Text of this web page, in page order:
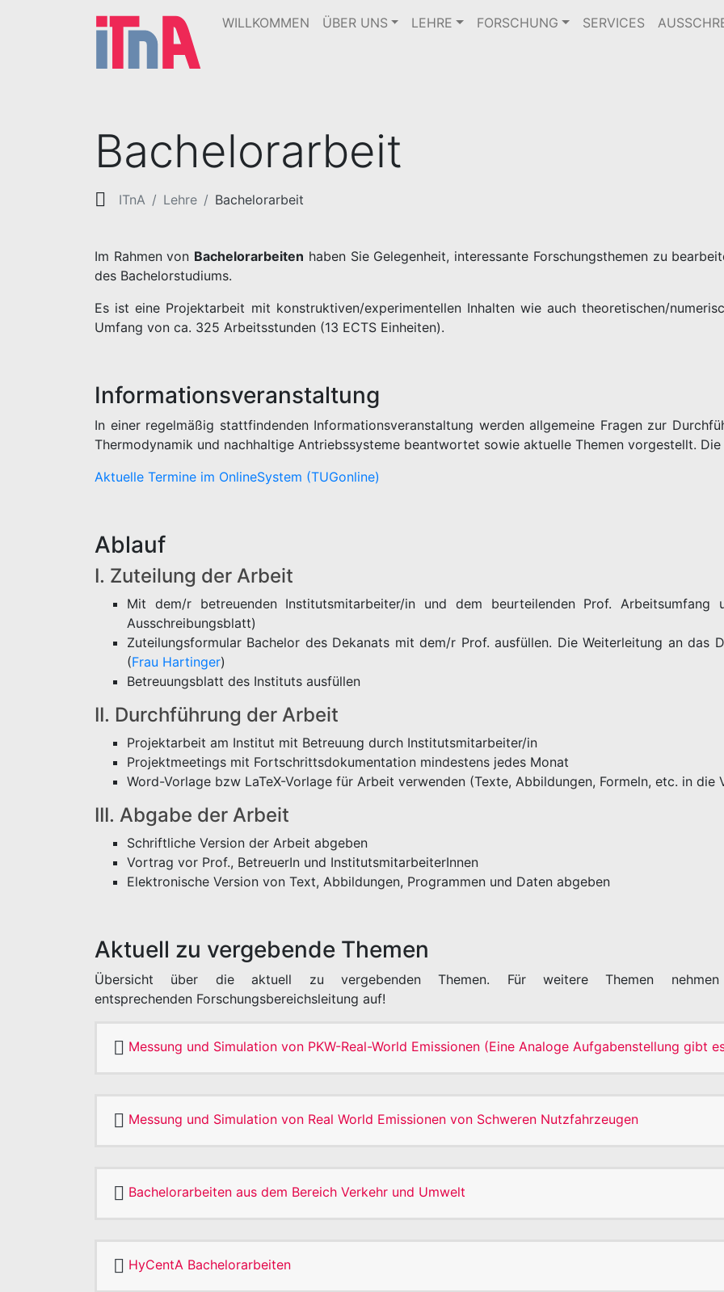
WILLKOMMEN ÜBER UNS LEHRE FORSCHUNG SERVICES
Bachelorarbeit
ITnA Lehre Bachelorarbeit
Im Rahmen von Bachelorarbeiten haben Sie Gelegenheit, interessante Forschungsthemen zu
des Bachelorstudiums.
Es ist eine Projektarbeit mit konstruktiven/experimentellen Inhalten wie auch theoretischen/
Umfang von ca. 325 Arbeitsstunden (13 ECTS Einheiten).
Informationsveranstaltung
In einer regelmäßig stattfindenden Informationsveranstaltung werden allgemeine Fragen zur
Thermodynamik und nachhaltige Antriebssysteme beantwortet sowie aktuelle Themen vorgestellt. Die
Aktuelle Termine im OnlineSystem (TUGonline)
Ablauf
I. Zuteilung der Arbeit
Mit dem/r betreuenden Institutsmitarbeiter/in und dem beurteilenden Prof. Arbeitsumfang
Ausschreibungsblatt)
Zuteilungsformular Bachelor des Dekanats mit dem/r Prof. ausfüllen. Die Weiterleitung an das
(Frau Hartinger)
Betreuungsblatt des Instituts ausfüllen
II. Durchführung der Arbeit
Projektarbeit am Institut mit Betreuung durch Institutsmitarbeiter/in
Projektmeetings mit Fortschrittsdokumentation mindestens jedes Monat
Word-Vorlage bzw LaTeX-Vorlage für Arbeit verwenden (Texte, Abbildungen, Formeln, etc. in die
III. Abgabe der Arbeit
Schriftliche Version der Arbeit abgeben
Vortrag vor Prof., BetreuerIn und InstitutsmitarbeiterInnen
Elektronische Version von Text, Abbildungen, Programmen und Daten abgeben
Aktuell zu vergebende Themen
Übersicht über die aktuell zu vergebenden Themen. Für weitere Themen
entsprechenden Forschungsbereichsleitung auf!
Messung und Simulation von PKW-Real-World Emissionen (Eine Analoge Aufgabenstellung gibt
Messung und Simulation von Real World Emissionen von Schweren Nutzfahrzeugen
Bachelorarbeiten aus dem Bereich Verkehr und Umwelt
HyCentA Bachelorarbeiten